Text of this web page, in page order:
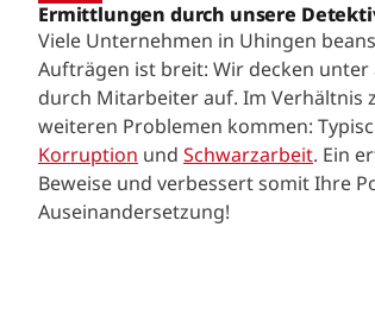
Ermittlungen durch unsere
Viele Unternehmen in Uhingen
Aufträgen ist breit: Wir decken
durch Mitarbeiter auf. Im Verhältnis
weiteren Problemen kommen:
Korruption und Schwarzarbeit. Ein
Beweise und verbessert somit Ihre
Auseinandersetzung!